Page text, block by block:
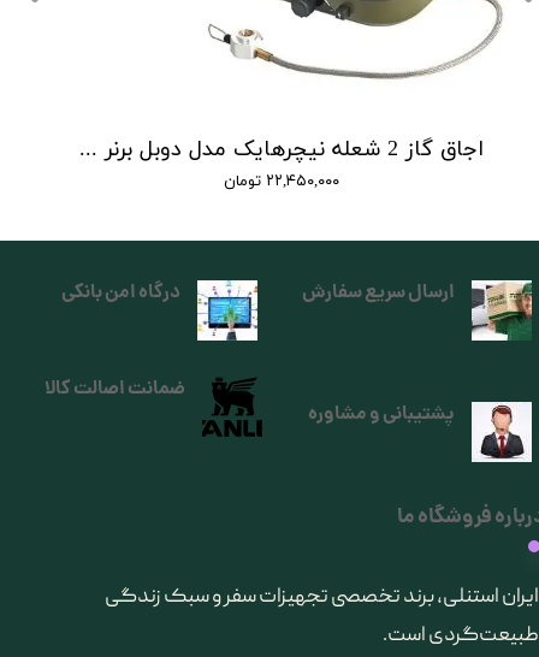
اجاق گاز 2 شعله نیچرهایک مدل دوبل برنر | double burner folding gas stove
۲۲,۴۵۰,۰۰۰ تومان
ارسال سریع سفارش
فروشگاه ما
​ایران استنلی، برند تخصصی تجهیزات سفر و سبک زندگی
طبیعت‌گردی است.
درگاه امن بانکی
پشتیبانی و مشاوره
ضمانت اصالت کالا